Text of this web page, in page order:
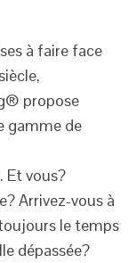
à faire face
propose
gamme de
Et vous?
Arrivez-vous à
le temps
dépassée?